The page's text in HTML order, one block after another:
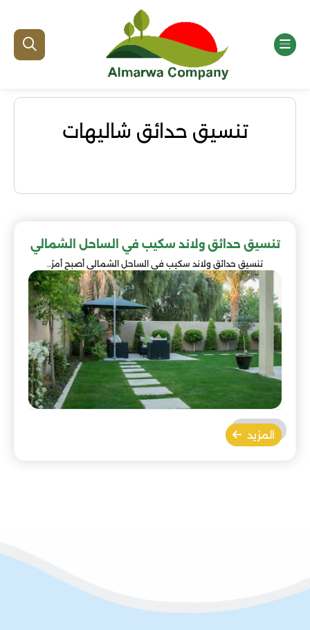
تنسيق حدائق شاليهات
تنسيق حدائق ولاند سكيب في الساحل الشمالي
تنسيق حدائق ولاند سكيب في الساحل الشمالي أصبح أمرً..
المزيد